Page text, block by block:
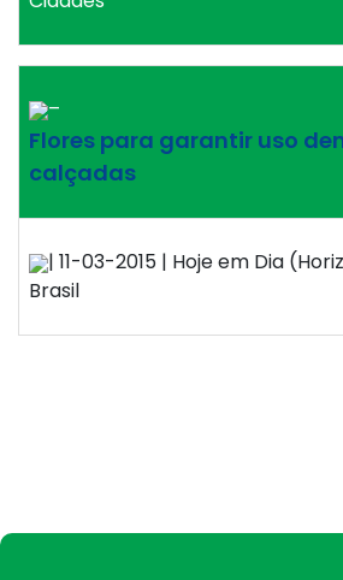
–
Flores para garantir uso
calçadas
| 11-03-2015 | Hoje em Dia
Brasil